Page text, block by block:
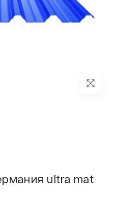
ultra mat